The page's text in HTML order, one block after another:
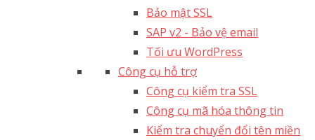
Bảo mật SSL
SAP v2 - Bảo vệ email​
Tối ưu WordPress
Công cụ hỗ trợ
Công cụ kiểm tra SSL
Công cụ mã hóa thông tin
Kiểm tra chuyển đổi tên miền